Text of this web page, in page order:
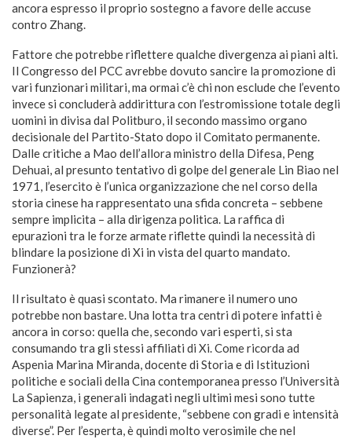
ancora espresso il proprio sostegno a favore delle accuse
contro Zhang.
Fattore che potrebbe riflettere qualche divergenza ai piani alti.
Il Congresso del PCC avrebbe dovuto sancire la promozione di
vari funzionari militari, ma ormai c’è chi non esclude che l’evento
invece si concluderà addirittura con l’estromissione totale degli
uomini in divisa dal Politburo, il secondo massimo organo
decisionale del Partito-Stato dopo il Comitato permanente.
Dalle critiche a Mao dell’allora ministro della Difesa, Peng
Dehuai, al presunto tentativo di golpe del generale Lin Biao nel
1971, l’esercito è l’unica organizzazione che nel corso della
storia cinese ha rappresentato una sfida concreta – sebbene
sempre implicita – alla dirigenza politica. La raffica di
epurazioni tra le forze armate riflette quindi la necessità di
blindare la posizione di Xi in vista del quarto mandato.
Funzionerà?
Il risultato è quasi scontato. Ma rimanere il numero uno
potrebbe non bastare. Una lotta tra centri di potere infatti è
ancora in corso: quella che, secondo vari esperti, si sta
consumando tra gli stessi affiliati di Xi. Come ricorda ad
Aspenia Marina Miranda, docente di Storia e di Istituzioni
politiche e sociali della Cina contemporanea presso l’Università
La Sapienza, i generali indagati negli ultimi mesi sono tutte
personalità legate al presidente, “sebbene con gradi e intensità
diverse”. Per l’esperta, è quindi molto verosimile che nel